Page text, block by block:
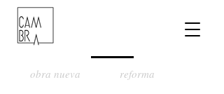
obra nueva reforma